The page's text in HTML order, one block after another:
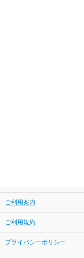
ご利用案内
ご利用規約
プライバシーポリシー